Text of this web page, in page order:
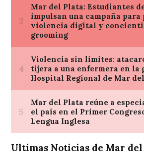
Ultimas Noticias de Mar